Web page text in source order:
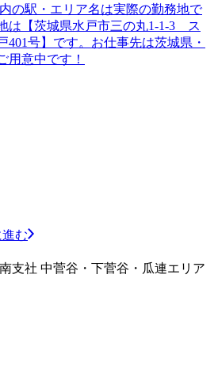
の駅・エリア名は実際の勤務地で
は【茨城県水戸市三の丸1-1-3 ス
401号】です。お仕事先は茨城県・
用意中です！
む
支社 中菅谷・下菅谷・瓜連エリア